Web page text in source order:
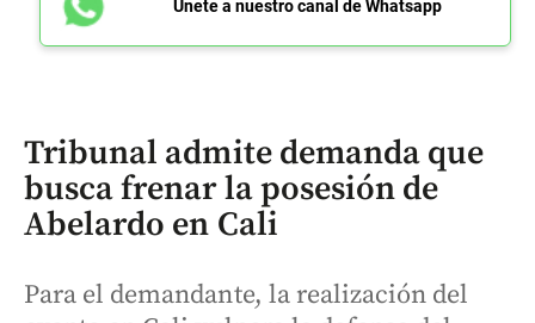
Únete a nuestro canal de Whatsapp
Tribunal admite demanda que
busca frenar la posesión de
Abelardo en Cali
Para el demandante, la realización del